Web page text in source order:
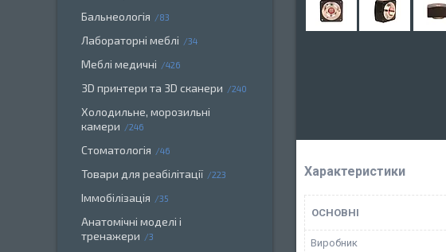
Характеристики
ОСНОВНІ
Виробник
Бальнеологія 83
Лабораторні меблі 34
Меблі медичні 426
3D принтери та 3D сканери 240
Холодильне, морозильні
камери
246
Стоматологія 46
Товари для реабілітації 223
Іммобілізація 35
Анатомічні моделі і
тренажери
3